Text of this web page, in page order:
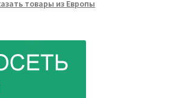
товары из Европы